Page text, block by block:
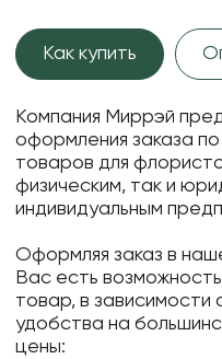
Как купить
Компания Миррэй
оформления заказа
товаров для
физическим, так и
индивидуальным
Оформляя заказ в
Вас есть
товар, в
удобства на
цены: